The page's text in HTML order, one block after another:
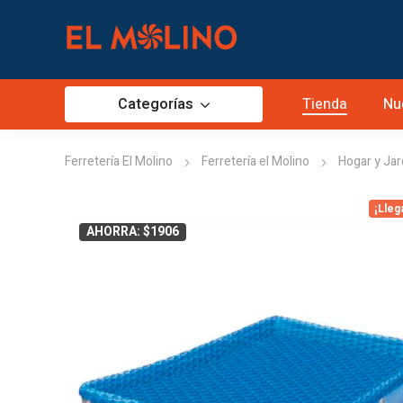
Categorías Tienda
Ferretería El Molino Ferretería el Molino Hogar y
AHORRA: $1906